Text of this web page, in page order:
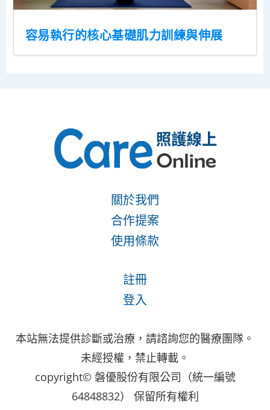
容易執行的核心基礎肌力訓練與伸展
關於我們
合作提案
使用條款
註冊
登入
本站無法提供診斷或治療，請諮詢您的醫療團隊。
未經授權，禁止轉載。
copyright© 磐優股份有限公司（統一編號
64848832） 保留所有權利